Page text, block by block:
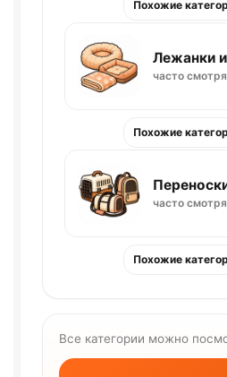
Похожие
Лежанки
часто
Похожие
часто
Похожие
Все категории можно